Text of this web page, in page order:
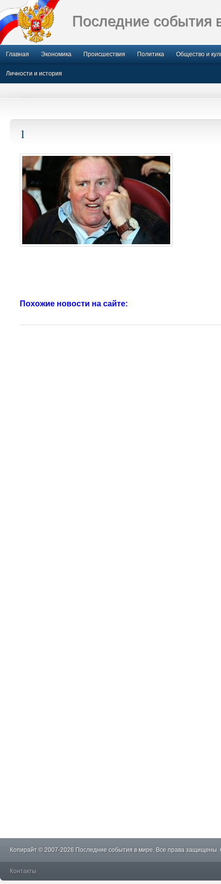
Последние события
Главная Экономика Происшествия Политика Общество и
Личности и история
1
Похожие новости на сайте:
Копирайт © 2007-2026 Последние события в мире. Все права защищены.
Контакты